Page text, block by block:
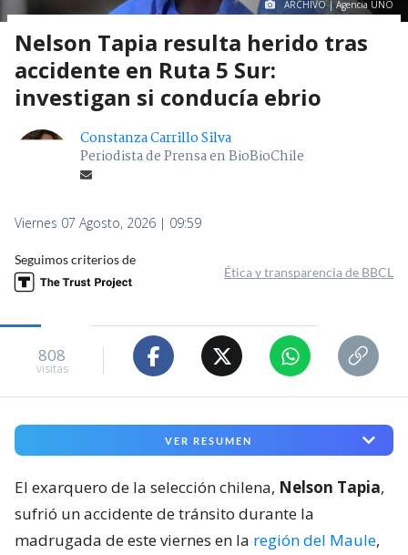
ARCHIVO | Agencia UNO
Nelson Tapia resulta herido tras
accidente en Ruta 5 Sur:
investigan si conducía ebrio
Constanza Carrillo Silva
Periodista de Prensa en BioBioChile
Viernes 07 Agosto, 2026 | 09:59
Seguimos criterios de
Ética y transparencia de BBCL
808
visitas
VER RESUMEN
El exarquero de la selección chilena, Nelson Tapia,
sufrió un accidente de tránsito durante la
madrugada de este viernes en la región del Maule,